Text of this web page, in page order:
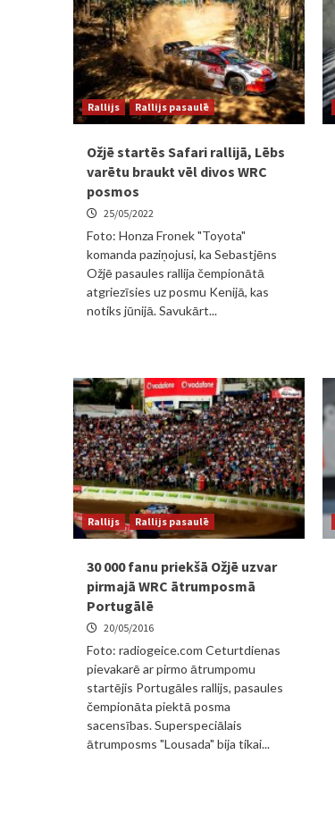
Rallijs Rallijs pasaulē
Ožjē startēs Safari rallijā, Lēbs
varētu braukt vēl divos WRC
posmos
25/05/2022
Foto: Honza Fronek "Toyota"
komanda paziņojusi, ka Sebastjēns
Ožjē pasaules rallija čempionātā
atgriezīsies uz posmu Kenijā, kas
notiks jūnijā. Savukārt...
Rallijs Rallijs pasaulē
30 000 fanu priekšā Ožjē uzvar
pirmajā WRC ātrumposmā
Portugālē
20/05/2016
Foto: radiogeice.com Ceturtdienas
pievakarē ar pirmo ātrumpomu
startējis Portugāles rallijs, pasaules
čempionāta piektā posma
sacensības. Superspeciālais
ātrumposms "Lousada" bija tikai...